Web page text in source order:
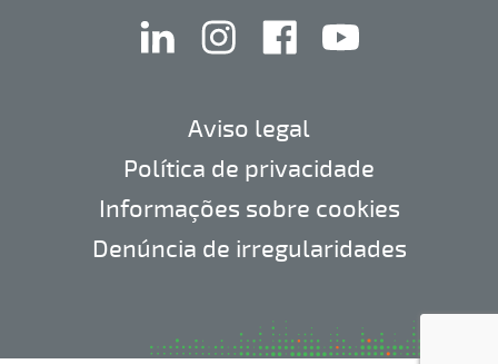
linkedin instagramfacebook
Aviso legal
Política de privacidade
Informações sobre cookies
Denúncia de irregularidades